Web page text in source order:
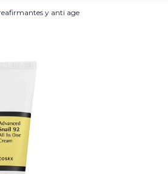
y anti age